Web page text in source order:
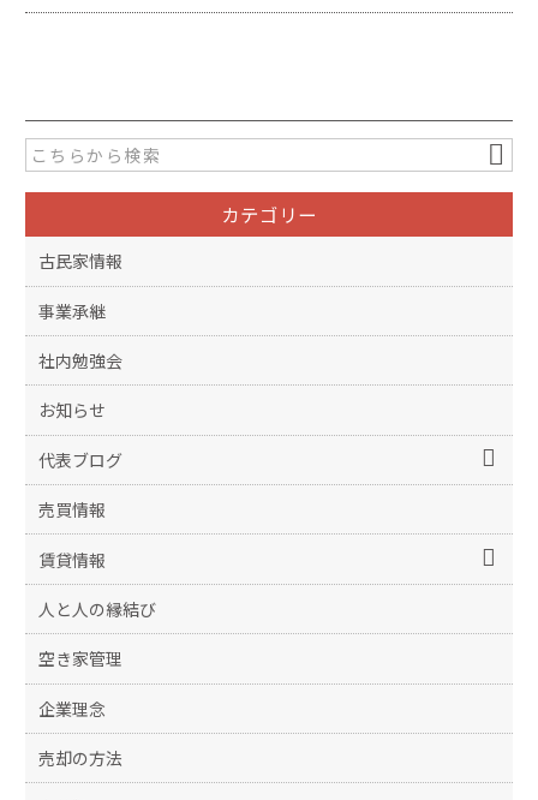
カテゴリー
古民家情報
事業承継
社内勉強会
お知らせ
代表ブログ
売買情報
賃貸情報
人と人の縁結び
空き家管理
企業理念
売却の方法